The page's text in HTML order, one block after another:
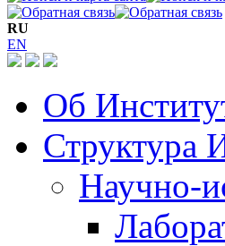
RU
EN
Об
Структура
Научно-